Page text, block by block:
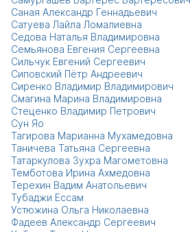
Саная Александр Геннадьевич
Сатуева Лайла Ломалиевна
Седова Наталья Владимировна
Семьянова Евгения Сергеевна
Сильчук Евгений Сергеевич
Сиповский Пётр Андреевич
Сиренко Владимир Владимирович
Смагина Марина Владимировна
Стеценко Владимир Петрович
Сун Яо
Тагирова Марианна Мухамедовна
Таничева Татьяна Сергеевна
Татаркулова Зухра Магометовна
Темботова Ирина Ахмедовна
Терехин Вадим Анатольевич
Тубаджи Ессам
Устюжина Ольга Николаевна
Фадеев Александр Сергеевич